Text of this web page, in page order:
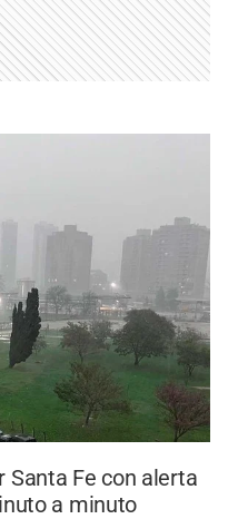
Santa Fe con alerta
a minuto